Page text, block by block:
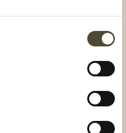
a su conservación.
y rápidas
antes y lo volvemos a repetir:los
, así que podrás